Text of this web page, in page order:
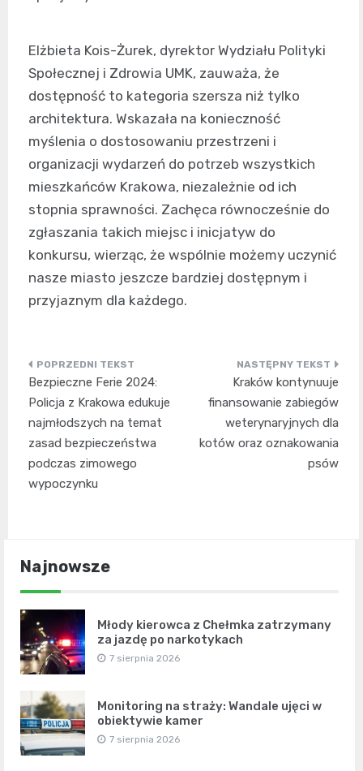
Elżbieta Kois-Żurek, dyrektor Wydziału Polityki
Społecznej i Zdrowia UMK, zauważa, że
dostępność to kategoria szersza niż tylko
architektura. Wskazała na konieczność
myślenia o dostosowaniu przestrzeni i
organizacji wydarzeń do potrzeb wszystkich
mieszkańców Krakowa, niezależnie od ich
stopnia sprawności. Zachęca równocześnie do
zgłaszania takich miejsc i inicjatyw do
konkursu, wierząc, że wspólnie możemy uczynić
nasze miasto jeszcze bardziej dostępnym i
przyjaznym dla każdego.
Nawigacja
wpisu
Bezpieczne Ferie 2024:
Policja z Krakowa edukuje
najmłodszych na temat
zasad bezpieczeństwa
podczas zimowego
wypoczynku
Kraków kontynuuje
finansowanie zabiegów
weterynaryjnych dla
kotów oraz oznakowania
psów
Najnowsze
Młody kierowca z Chełmka zatrzymany
za jazdę po narkotykach
7 sierpnia 2026
Monitoring na straży: Wandale ujęci w
obiektywie kamer
7 sierpnia 2026